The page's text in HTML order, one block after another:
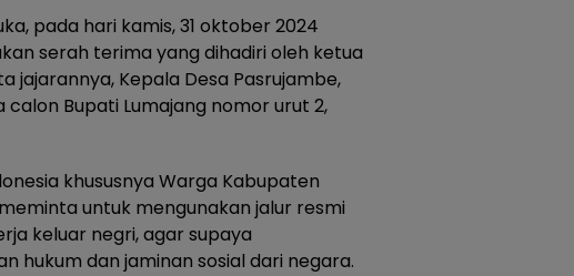
pada hari kamis, 31 oktober 2024
serah terima yang dihadiri oleh ketua
jajarannya, Kepala Desa Pasrujambe,
calon Bupati Lumajang nomor urut 2,
khususnya Warga Kabupaten
meminta untuk mengunakan jalur resmi
keluar negri, agar supaya
hukum dan jaminan sosial dari negara.